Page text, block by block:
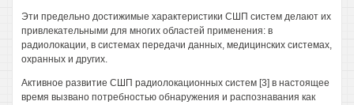
Эти предельно достижимые характеристики СШП систем делают их
привлекательными для многих областей применения: в
радиолокации, в системах передачи данных, медицинских системах,
охранных и других.
Активное развитие СШП радиолокационных систем [3] в настоящее
время вызвано потребностью обнаружения и распознавания как